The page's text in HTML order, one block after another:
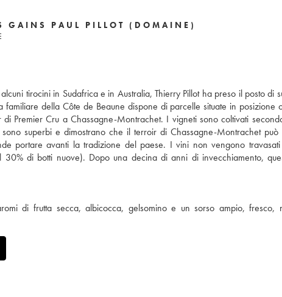
GAINS PAUL PILLOT (DOMAINE)
tirocini in Sudafrica e in Australia, Thierry Pillot ha preso il posto di
della Côte de Beaune dispone di parcelle situate in posizione
Premier Cru a Chassagne-Montrachet. I vigneti sono coltivati
superbi e dimostrano che il terroir di Chassagne-Montrachet può
portare avanti la tradizione del paese. I vini non vengono
di botti nuove). Dopo una decina di anni di invecchiamento,
di frutta secca, albicocca, gelsomino e un sorso ampio, fresco,